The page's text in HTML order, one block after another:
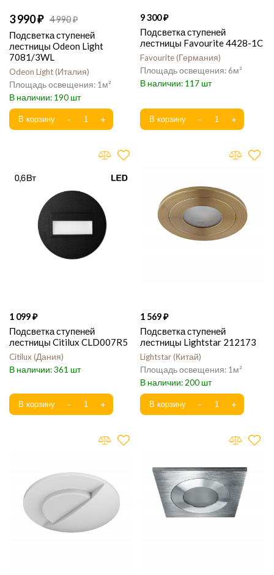
3 990 4 990
Подсветка ступеней
лестницы Odeon Light
7081/3WL
Odeon Light Италия
1
190
9 300
Подсветка ступеней
лестницы Favourite 4428-1C
Favourite Германия
6
117
1 099
Подсветка ступеней
лестницы Citilux CLD007R5
Citilux Дания
361
1 569
Подсветка ступеней
лестницы Lightstar 212173
Lightstar Китай
1
200